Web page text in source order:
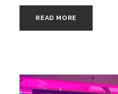
READ MORE